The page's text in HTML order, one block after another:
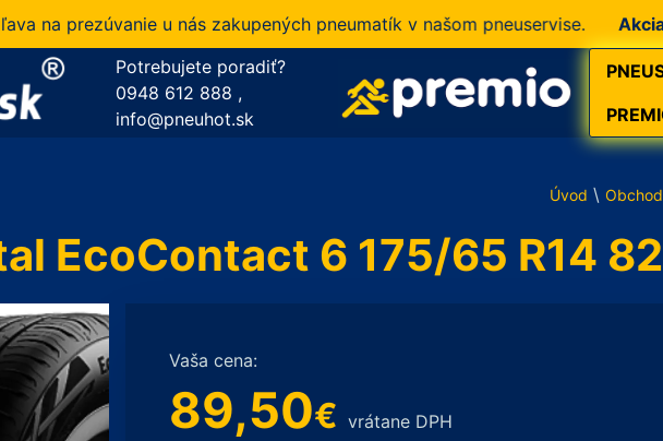
prezúvanie u nás zakupených pneumatík v našom pneuservise. Akcia!10
Potrebujete poradiť?
0948 612 888 ,
info@pneuhot.sk
Úvod \ Obchod
EcoContact 6 175/65 R14
Vaša cena:
89,50€ vrátane DPH